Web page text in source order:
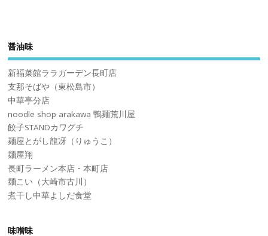
醤油味
新福菜館ララガーデン長町店
支那そばや（東松島市）
中華亭分店
noodle shop arakawa 鴨麺荒川屋
餃子STANDカワグチ
麺屋とがし龍冴（りゅうこ）
麺屋翔
長町ラーメン本店・本町店
麺こい（大崎市古川）
煮干し中華よしだ食堂
味噌味